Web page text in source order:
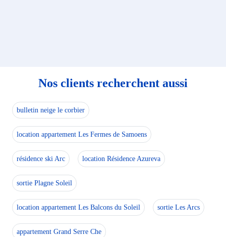
Nos clients recherchent aussi
bulletin neige le corbier
location appartement Les Fermes de Samoens
résidence ski Arc location Résidence Azureva
sortie Plagne Soleil
location appartement Les Balcons du Soleil sortie Les Arcs
appartement Grand Serre Che